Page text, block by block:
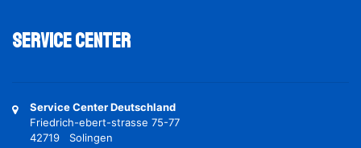
Service Center
Service Center Deutschland
Friedrich-ebert-strasse 75-77
42719 Solingen